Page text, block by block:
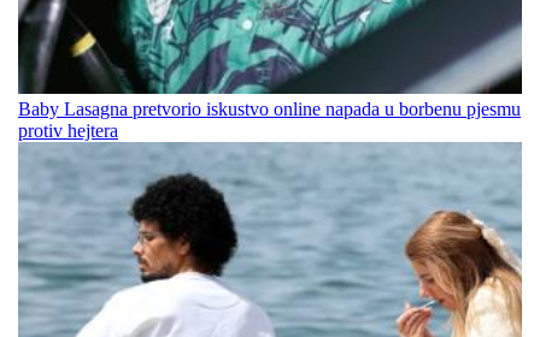
Baby Lasagna pretvorio iskustvo online napada u borbenu pjesmu
protiv hejtera